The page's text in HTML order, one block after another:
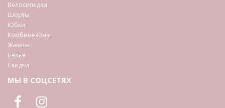
Велосипедки
Шорты
Юбки
Комбинезоны
Жакеты
Белье
Скидки
МЫ В СОЦСЕТЯХ